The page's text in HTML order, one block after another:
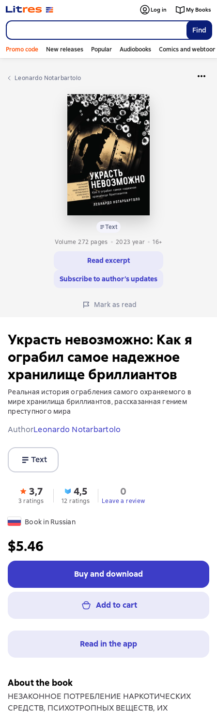
Find
Log in My Books
Promo code New releases Popular Audiobooks Comics and
Leonardo Notarbartolo
Text
Volume 272 pages
2023 year 16+
Read excerpt
Subscribe to author’s updates
Mark as read
Украсть невозможно: Как я
ограбил самое надежное
хранилище бриллиантов
Реальная история ограбления самого охраняемого в
мире хранилища бриллиантов, рассказанная гением
преступного мира
AuthorLeonardo Notarbartolo
Text
3,7
3 ratings
4,5
12 ratings
0
Leave a review
Book in Russian
$5.46
Buy and download
Add to cart
Read in the app
About the book
НЕЗАКОННОЕ ПОТРЕБЛЕНИЕ НАРКОТИЧЕСКИХ
СРЕДСТВ, ПСИХОТРОПНЫХ ВЕЩЕСТВ, ИХ